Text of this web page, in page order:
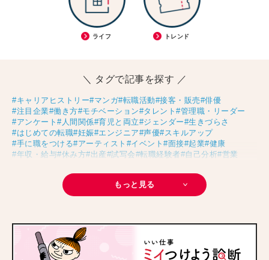
ライフ トレンド
＼ タグで記事を探す ／
#キャリアヒストリー#マンガ#転職活動#接客・販売#俳優
#注目企業#働き方#モチベーション#タレント #管理職・リーダー
#アンケート #人間関係#育児と両立#ジェンダー#生きづらさ
#はじめての転職#妊娠#エンジニア#声優#スキルアップ
#手に職をつける#アーティスト #イベント #面接#起業#健康
#年収・給与#休み方#出産#試写会#転職経験者#自己分析#営業
#30代の転職#Meets！#チームビルディング#お金
#リモートワーク
#パラレルキャリア#D＆I
#大木亜希子
#生産性アップ#恋愛#不妊治療#人事#アナウンサー
#フリーランス
#サイン本
#国際女性デー#メルカリ #源氏物語#販売
#中野円佳#生理
もっと見る